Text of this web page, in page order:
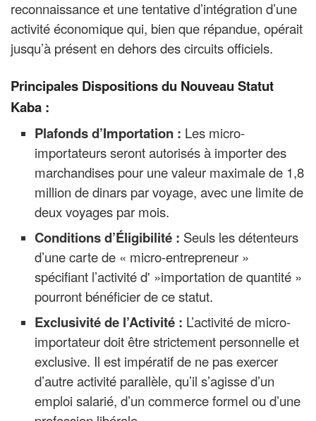
reconnaissance et une tentative d’intégration d’une
activité économique qui, bien que répandue, opérait
jusqu’à présent en dehors des circuits officiels.
Principales Dispositions du Nouveau Statut
Kaba :
Plafonds d’Importation : Les micro-
importateurs seront autorisés à importer des
marchandises pour une valeur maximale de 1,8
million de dinars par voyage, avec une limite de
deux voyages par mois.
Conditions d’Éligibilité : Seuls les détenteurs
d’une carte de « micro-entrepreneur »
spécifiant l’activité d' »importation de quantité »
pourront bénéficier de ce statut.
Exclusivité de l’Activité : L’activité de micro-
importateur doit être strictement personnelle et
exclusive. Il est impératif de ne pas exercer
d’autre activité parallèle, qu’il s’agisse d’un
emploi salarié, d’un commerce formel ou d’une